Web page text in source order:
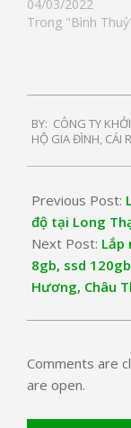
04/03/2022
Trong "Bình
07-
16
BY: CÔNG TY
HỘ GIA ĐÌNH CÁI
Previous Post:
độ tại Long
Next Post: Lắp
8gb, ssd
Hương, Châu
Comments are
are open.